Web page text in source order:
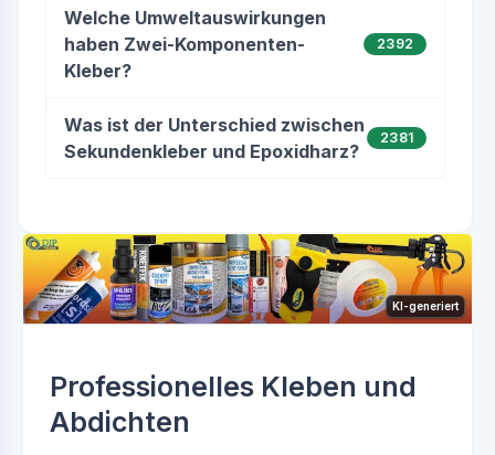
Welche Umweltauswirkungen
haben Zwei-Komponenten-
Kleber?
2392
Was ist der Unterschied zwischen
Sekundenkleber und Epoxidharz?
2381
KI-generiert
Professionelles Kleben und
Abdichten